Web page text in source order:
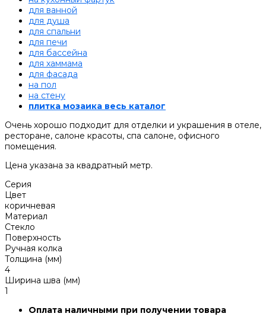
для ванной
для душа
для спальни
для печи
для бассейна
для хаммама
для фасада
на пол
на стену
плитка мозаика весь каталог
Очень хорошо подходит для отделки и украшения в отеле,
ресторане, салоне красоты, спа салоне, офисного
помещения.
Цена указана за квадратный метр.
Серия
Цвет
коричневая
Материал
Стекло
Поверхность
Ручная колка
Толщина (мм)
4
Ширина шва (мм)
1
Оплата наличными при получении товара